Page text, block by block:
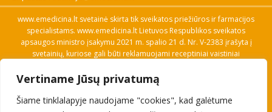
Vertiname Jūsų privatumą
Šiame tinklalapyje naudojame "cookies", kad galėtume
www.emedicina.lt svetainė skirta tik sveikatos priežiūros ir farmacijos
specialistams. www.emedicina.lt Lietuvos Respublikos sveikatos
apsaugos ministro įsakymu 2021 m. spalio 21 d. Nr. V-2383 įrašyta į
svetainių, kuriose gali būti reklamuojami receptiniai vaistiniai
savo profesinę kvalifikaciją. Naudingos nuorodos: Vaistų ir medicinos
pagalbos priemonių kainų paieška, VVKT tinklalapis, Sveikatos
priežiūros ar farmacijos specialisto pranešimo apie įtariamą